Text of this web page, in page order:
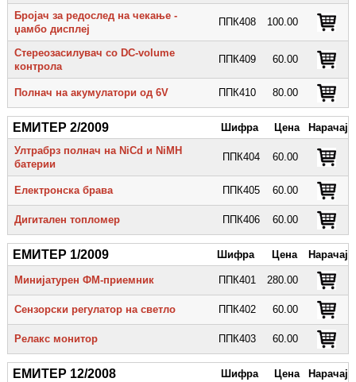
Бројач за редослед на чекање -
џамбо дисплеј
ППК408 100.00
Стереозасилувач со DC-volume
контрола
ППК409 60.00
Полнач на акумулатори од 6V ППК410 80.00
ЕМИТЕР 2/2009 Шифра Цена
Нарачај
Ултрабрз полнач на NiCd и NiMH
батерии
ППК404 60.00
Електронска брава ППК405 60.00
Дигитален топломер ППК406 60.00
ЕМИТЕР 1/2009 Шифра Цена Нарачај
Минијатурен ФМ-приемник ППК401 280.00
Сензорски регулатор на светло ППК402 60.00
Релакс монитор ППК403 60.00
ЕМИТЕР 12/2008 Шифра Цена Нарачај